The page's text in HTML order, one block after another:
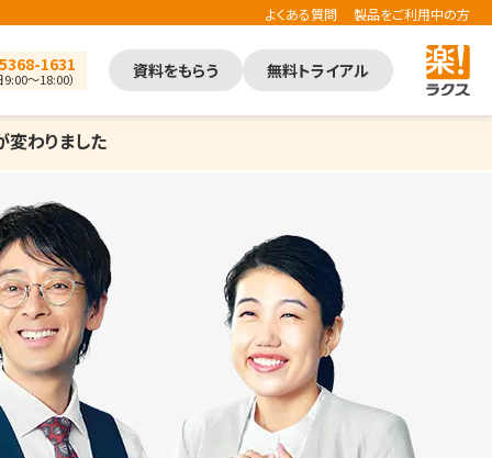
よくある質問 製品をご利用中の方
1631
9:00～18:00） 資料をもらう 無料トライアル
変わりました